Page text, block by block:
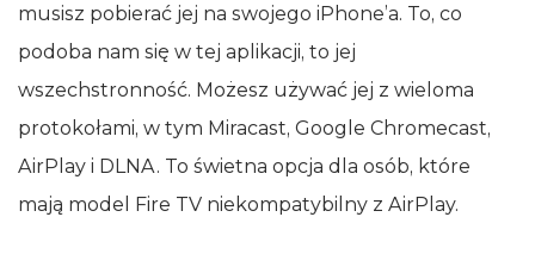
musisz pobierać jej na swojego iPhone’a. To, co
podoba nam się w tej aplikacji, to jej
wszechstronność. Możesz używać jej z wieloma
protokołami, w tym Miracast, Google Chromecast,
AirPlay i DLNA. To świetna opcja dla osób, które
mają model Fire TV niekompatybilny z AirPlay.